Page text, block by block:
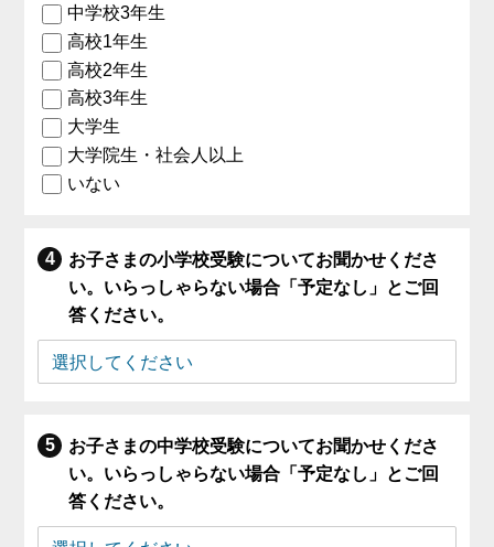
中学校3年生
高校1年生
高校2年生
高校3年生
大学生
大学院生・社会人以上
いない
お子さまの小学校受験についてお聞かせくださ
い。いらっしゃらない場合「予定なし」とご回
答ください。
お子さまの中学校受験についてお聞かせくださ
い。いらっしゃらない場合「予定なし」とご回
答ください。